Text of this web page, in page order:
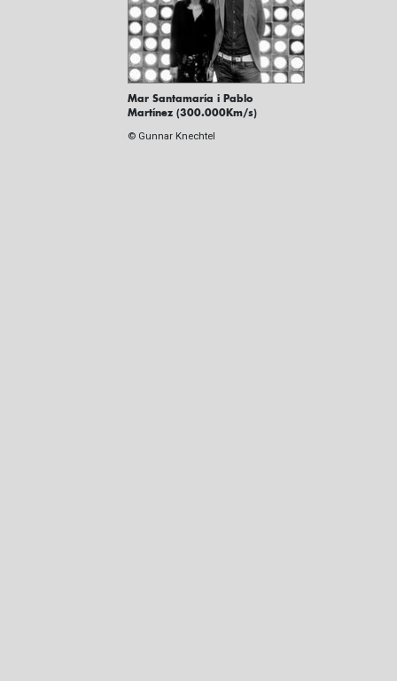
Mar Santamaría i Pablo
Martínez (300.000Km/s)
© Gunnar Knechtel